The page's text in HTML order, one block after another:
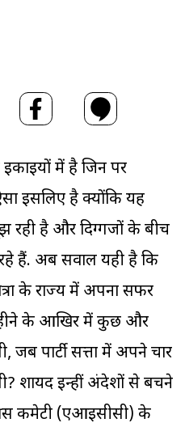
इकाइयों में है जिन पर
इसलिए है क्योंकि यह
रही है और दिग्गजों के बीच
हैं. अब सवाल यही है कि
के राज्य में अपना सफर
के आखिर में कुछ और
पार्टी सत्ता में अपने चार
शायद इन्हीं अंदेशों से बचने
कमेटी (एआइसीसी) के